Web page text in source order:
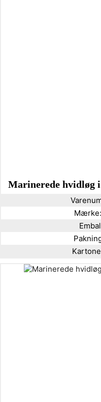
Marinerede hvidløg
Mærke: